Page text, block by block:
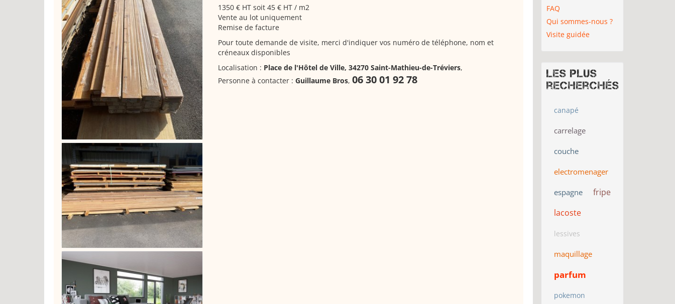
1350 € HT soit 45 € HT / m2
Vente au lot uniquement
Remise de facture
Pour toute demande de visite, merci d'indiquer vos numéro de téléphone, nom et
créneaux disponibles
Localisation : Place de l'Hôtel de Ville, 34270 Saint-Mathieu-de-Tréviers,
Personne à contacter : Guillaume Bros, 06 30 01 92 78
FAQ
Qui sommes-nous ?
Visite guidée
Les plus
recherchés
canapé
carrelage
couche
electromenager
espagne
fripe
lacoste
lessives
maquillage
parfum
pokemon